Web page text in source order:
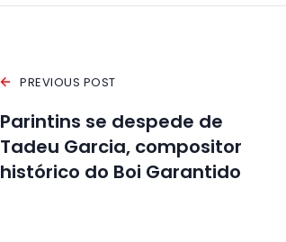
PREVIOUS POST
Parintins se despede de
Tadeu Garcia, compositor
histórico do Boi Garantido